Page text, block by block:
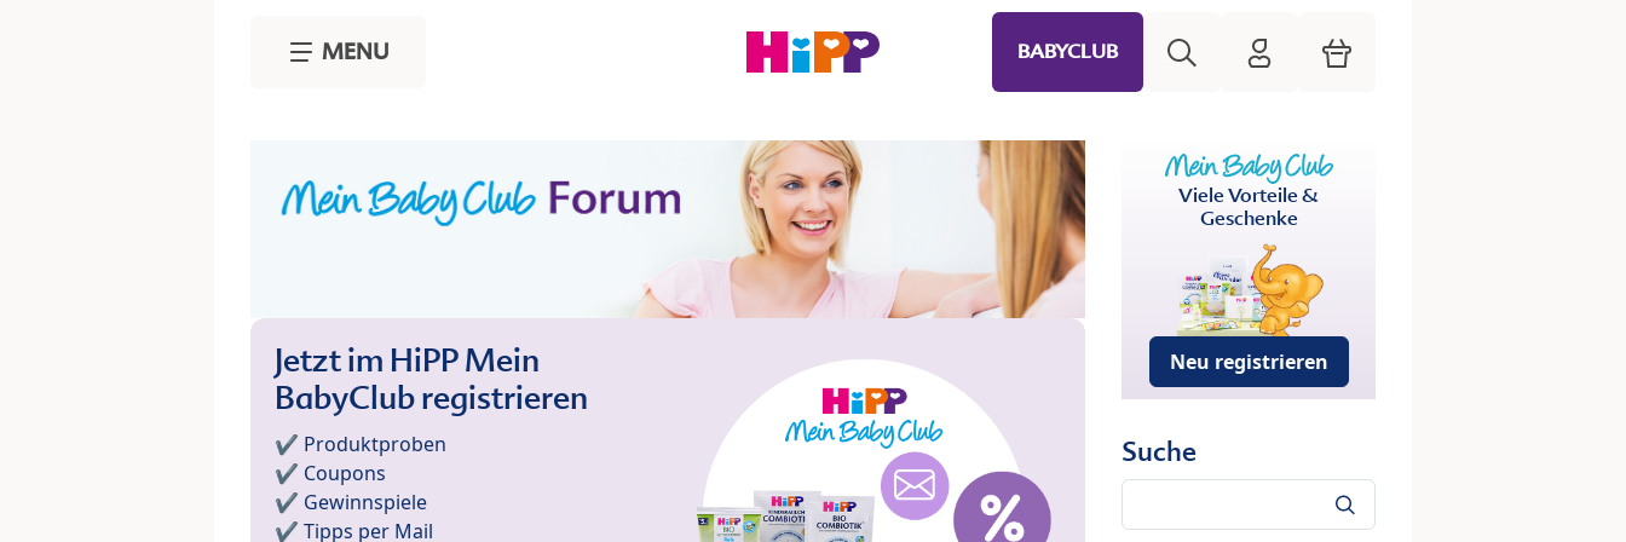
MENU BABYCLUB HiPP Mein Babyclub
Warenkorb
Jetzt im HiPP Mein
BabyClub registrieren
✔️ Produktproben
✔️ Coupons
✔️ Gewinnspiele
✔️ Tipps per Mail
Viele Vorteile &
Geschenke
Neu registrieren
Suche